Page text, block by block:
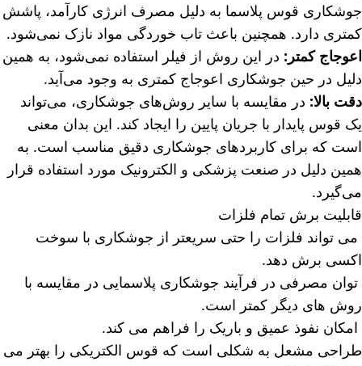
جوشکاری قوس پلاسما به دلیل مصرف انرژی کارآمد، پاشش
کمتری دارد. همچنین باعث تاب خوردگی مواد نازک نمی‌شود.
اعوجاج کمتر: در این روش از فیلر استفاده نمی‌شود، به همین
دلیل در حین جوشکاری اعوجاج کمتری به وجود می‌آید.
دقت بالا: در مقایسه با سایر روش‌های جوشکاری، می‌تواند
یک قوس پایدار با جریان پایین را ایجاد کند. این بدان معنی
است که برای کاربردهای جوشکاری دقیق مناسب است. به
همین دلیل در صنعت پزشکی و الکترونیک مورد استفاده قرار
می‌گیرد.
قابلیت برش تمام فلزات
می تواند فلزات را حتی سریعتر از جوشکاری با سوخت
اکسی برش دهد.
توان مصرفی در فرآیند جوشکاری پلاسمایی در مقایسه با
روش های دیگر کمتر است.
امکان نفوذ عمیق و باریک را فراهم می کند.
طراحی مشعل به شکلی است که قوس الکتریکی را بهتر می